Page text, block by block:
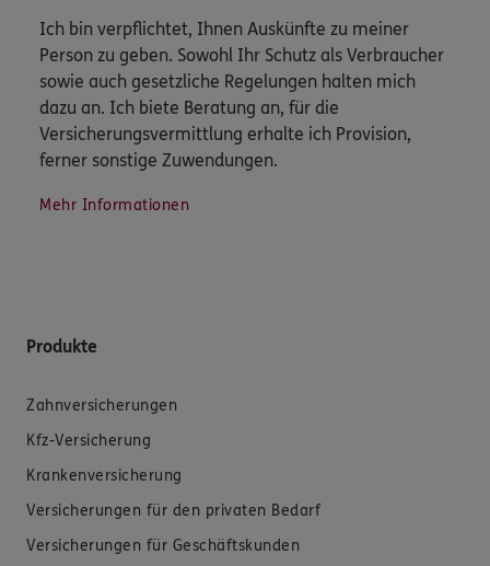
Ich bin verpflichtet, Ihnen Auskünfte zu meiner
Person zu geben. Sowohl Ihr Schutz als Verbraucher
sowie auch gesetzliche Regelungen halten mich
dazu an. Ich biete Beratung an, für die
Versicherungsvermittlung erhalte ich Provision,
ferner sonstige Zuwendungen.
Mehr Informationen
Produkte
Zahnversicherungen
Kfz-Versicherung
Krankenversicherung
Versicherungen für den privaten Bedarf
Versicherungen für Geschäftskunden